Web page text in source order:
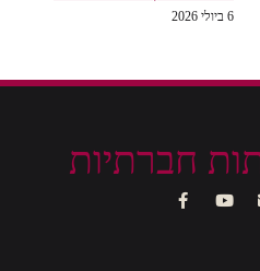
6 ביולי 2026